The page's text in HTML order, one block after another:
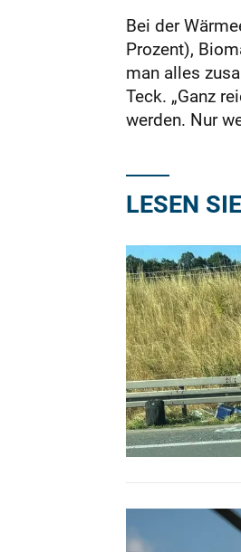
Bei der
Prozent),
man alles
Teck. „Ganz
werden. Nur
LESEN